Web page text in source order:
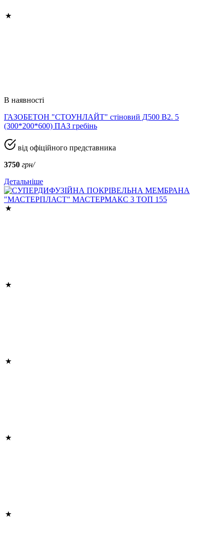
В наявності
ГАЗОБЕТОН "СТОУНЛАЙТ" стіновий Д500 В2. 5
(300*200*600) ПАЗ гребінь
від офіційного представника
3750 грн/
Детальніше